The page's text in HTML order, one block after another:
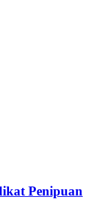
Penipuan